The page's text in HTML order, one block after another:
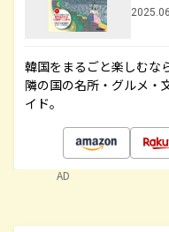
韓国をまるごと楽しむな
隣の国の名所・グルメ・
イド。
AD